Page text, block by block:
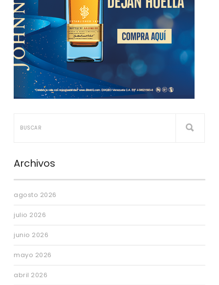
Archivos
agosto 2026
julio 2026
junio 2026
mayo 2026
abril 2026